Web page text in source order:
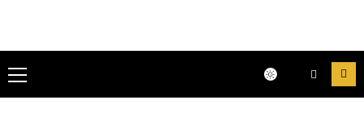
Menu
principale